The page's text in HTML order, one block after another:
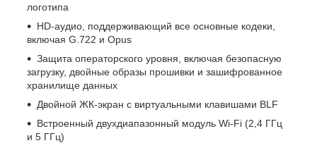
логотипа
HD-аудио, поддерживающий все основные кодеки,
включая G.722 и Opus
Защита операторского уровня, включая безопасную
загрузку, двойные образы прошивки и зашифрованное
хранилище данных
Двойной ЖК-экран с виртуальными клавишами BLF
Встроенный двухдиапазонный модуль Wi-Fi (2,4 ГГц
и 5 ГГц)